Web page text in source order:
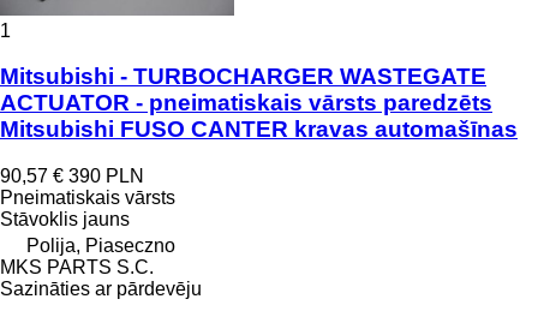
1
Mitsubishi - TURBOCHARGER WASTEGATE
ACTUATOR - pneimatiskais vārsts paredzēts
Mitsubishi FUSO CANTER kravas automašīnas
90,57 € 390 PLN
Pneimatiskais vārsts
Stāvoklis jauns
Polija, Piaseczno
MKS PARTS S.C.
Sazināties ar pārdevēju